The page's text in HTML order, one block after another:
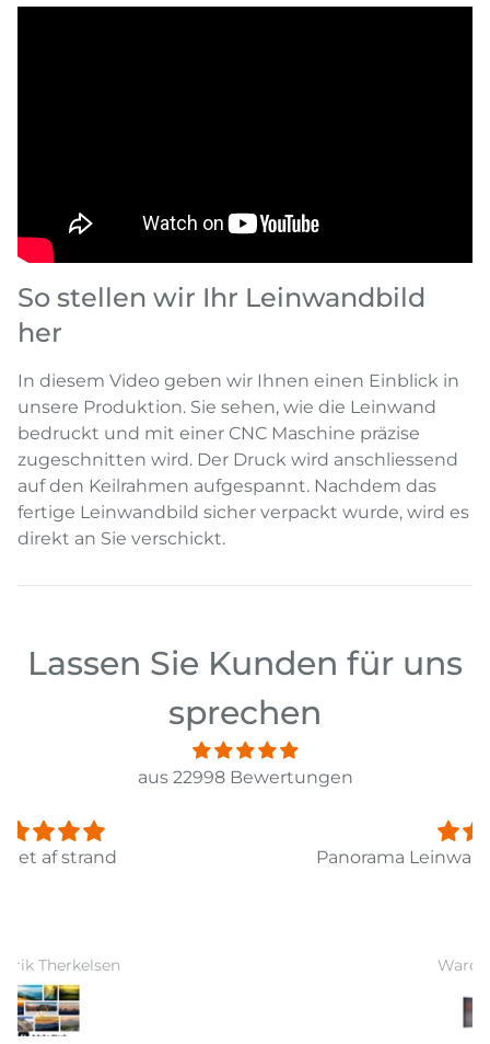
So stellen wir Ihr Leinwandbild
her
In diesem Video geben wir Ihnen einen Einblick in
unsere Produktion. Sie sehen, wie die Leinwand
bedruckt und mit einer CNC Maschine präzise
zugeschnitten wird. Der Druck wird anschliessend
auf den Keilrahmen aufgespannt. Nachdem das
fertige Leinwandbild sicher verpackt wurde, wird es
direkt an Sie verschickt.
Lassen Sie Kunden für uns
sprechen
aus 22998 Bewertungen
Panorama Leinwandbild 3-teilig Old Pier Ii